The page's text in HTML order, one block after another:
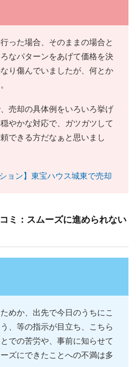
った場合、そのままの場合と
なパターンをあげて価格を決
り傷んでいましたが、何とか
売却の具体例をいろいろ挙げ
やかな対応で、ガツガツして
できる方だなぁと思いまし
ョン】東宝ハウス城東で売却
ミ：スムーズに進められない
めか、出先で今日のうちにこ
、等の指示が目立ち、こちら
での苦労や、事前に知らせて
ズにできたことへの不満は多